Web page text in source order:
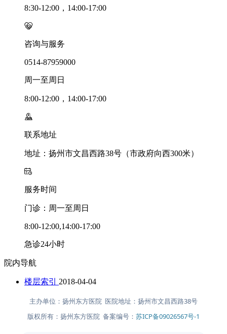
8:30-12:00，14:00-17:00
咨询与服务
0514-87959000
周一至周日
8:00-12:00，14:00-17:00
联系地址
地址：扬州市文昌西路38号（市政府向西300米）
服务时间
门诊：周一至周日
8:00-12:00,14:00-17:00
急诊24小时
院内导航
楼层索引 2018-04-04
主办单位：扬州东方医院 医院地址：扬州市文昌西路38号
版权所有：扬州东方医院 备案编号： 苏ICP备09026567号-1